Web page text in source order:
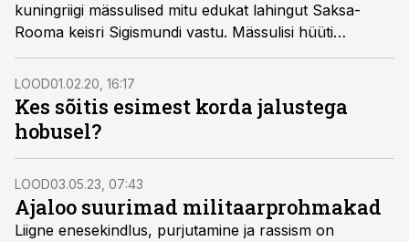
kuningriigi mässulised mitu edukat lahingut Saksa-
Rooma keisri Sigismundi vastu. Mässulisi hüüti
hussiitideks nende vaimse liidri preester Jan Husi järgi.
LOOD01.02.20, 16:17
Kes sõitis esimest korda jalustega
hobusel?
LOOD03.05.23, 07:43
Ajaloo suurimad militaarprohmakad
Liigne enesekindlus, purjutamine ja rassism on